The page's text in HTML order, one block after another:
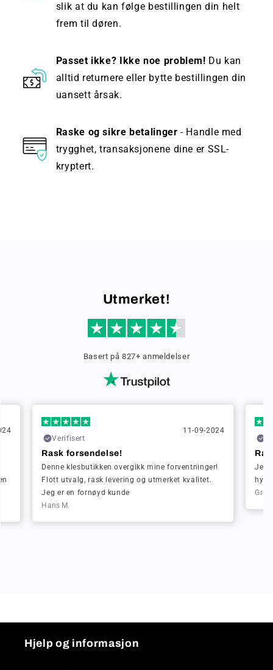
slik at du kan følge bestillingen din helt
frem til døren.
Passet ikke? Ikke noe problem! Du kan
alltid returnere eller bytte bestillingen din
uansett årsak.
Raske og sikre betalinger - Handle med
trygghet, transaksjonene dine er SSL-
kryptert.
Utmerket!
Basert på 827+ anmeldelser
Verifisert
11-09-2024
Rask forsendelse!
Denne klesbutikken overgikk mine forventninger!
Flott utvalg, rask levering og utmerket kvalitet.
Jeg er en fornøyd kunde
Hans M.
Jeg
Hjelp og informasjon